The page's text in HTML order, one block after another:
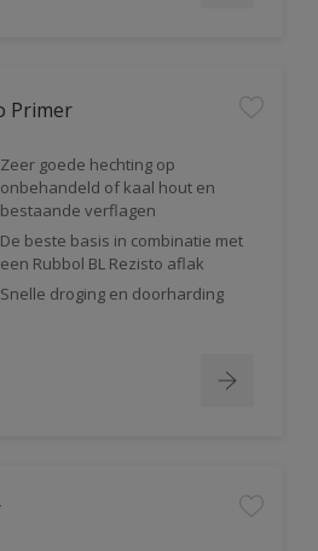
Primer
Zeer goede hechting op
onbehandeld of kaal hout en
bestaande verflagen
De beste basis in combinatie met
een Rubbol BL Rezisto aflak
Snelle droging en doorharding